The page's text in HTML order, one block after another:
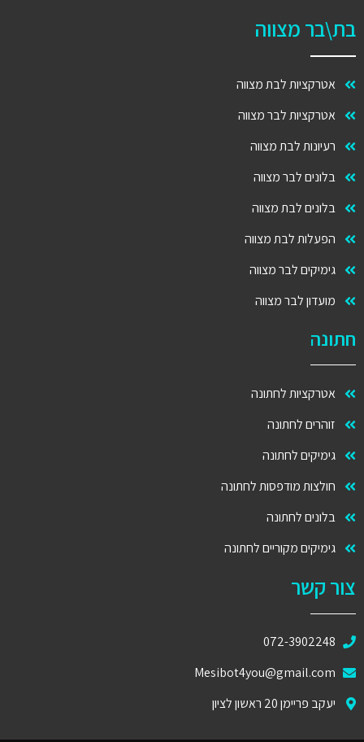
בת\בר מצווה
אטרקציות לבת מצווה
אטרקציות לבר מצווה
רעיונות לבת מצווה
בלונים לבר מצווה
בלונים לבת מצווה
הפעלות לבת מצווה
גימיקים לבר מצווה
מועדון לבר מצווה
חתונה
אטרקציות לחתונה
זוהרים לחתונה
גימיקים לחתונה
חולצות מודפסות לחתונה
בלונים לחתונה
גימיקים מקוריים לחתונה
צור קשר
072-3902248
Mesibot4you@gmail.com
יעקב פריימן 20 ראשון לציון